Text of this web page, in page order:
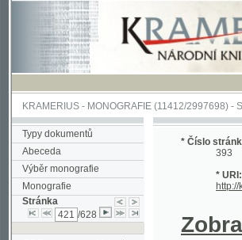
KRAMERIUS-MONOGRAFIE(11412/2997698) -S
Typy dokumentů
Abeceda
Výběr monografie
Monografie
Stránka
/628
PDF Vytvořit
rozsah stran: (max. 20)
* Číslo stránky:
393
* URI:
http://